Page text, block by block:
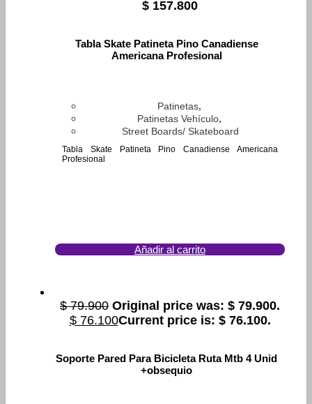
$ 157.800
Tabla Skate Patineta Pino Canadiense
Americana Profesional
Patinetas,
Patinetas Vehículo,
Street Boards/ Skateboard
Tabla Skate Patineta Pino Canadiense Americana
Profesional
Añadir al carrito
$79.900 Original price was: $ 79.900.
$76.100Current price is: $ 76.100.
Soporte Pared Para Bicicleta Ruta Mtb 4 Unid
+obsequio